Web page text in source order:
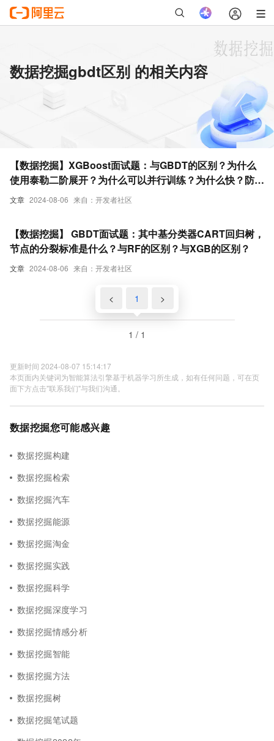
数据挖掘gbdt区别 的相关内容
文章 2024-08-06 来自：开发者社区
【数据挖掘】XGBoost面试题：与GBDT的区别？为什么
使用泰勒二阶展开？为什么可以并行训练？为什么快？防止
过拟合的方法？如何处理缺失值？
文章 2024-08-06 来自：开发者社区
【数据挖掘】 GBDT面试题：其中基分类器CART回归树，
节点的分裂标准是什么？与RF的区别？与XGB的区别？
< 1 >
1 / 1
更新时间 2024-08-07 15:14:17
本页面内关键词为智能算法引擎基于机器学习所生成，如有任何问题，可在页
面下方点击"联系我们"与我们沟通。
数据挖掘您可能感兴趣
数据挖掘构建
数据挖掘检索
数据挖掘汽车
数据挖掘能源
数据挖掘淘金
数据挖掘实践
数据挖掘科学
数据挖掘深度学习
数据挖掘情感分析
数据挖掘智能
数据挖掘方法
数据挖掘树
数据挖掘笔试题